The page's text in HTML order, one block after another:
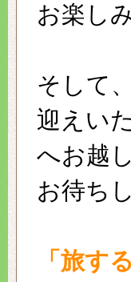
お楽し
そして
迎えい
へお越
お待ち
「旅す